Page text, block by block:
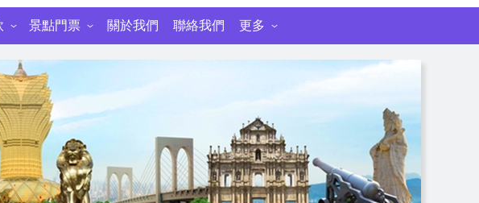
星旅遠洋郵輪 迪士尼郵輪探險號
景點門票 關於我們 聯絡我們 更多
環球旅遊情報網